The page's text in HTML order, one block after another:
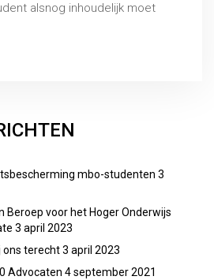
alsnog inhoudelijk moet
mbo-studenten 3
Beroep voor het Hoger Onderwijs
3 april 2023
ons terecht3 april 2023
Advocaten 4 september 2021